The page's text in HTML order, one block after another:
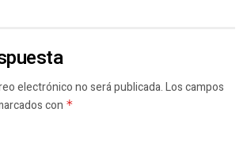
electrónico no será publicada.Los campos
con *